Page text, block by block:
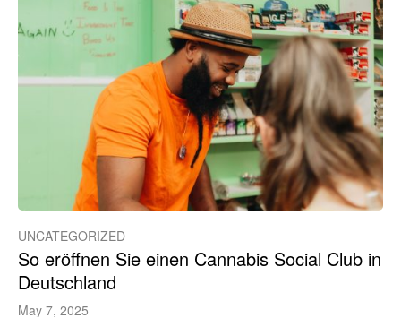
UNCATEGORIZED
So eröffnen Sie einen Cannabis Social Club in
Deutschland
May 7, 2025